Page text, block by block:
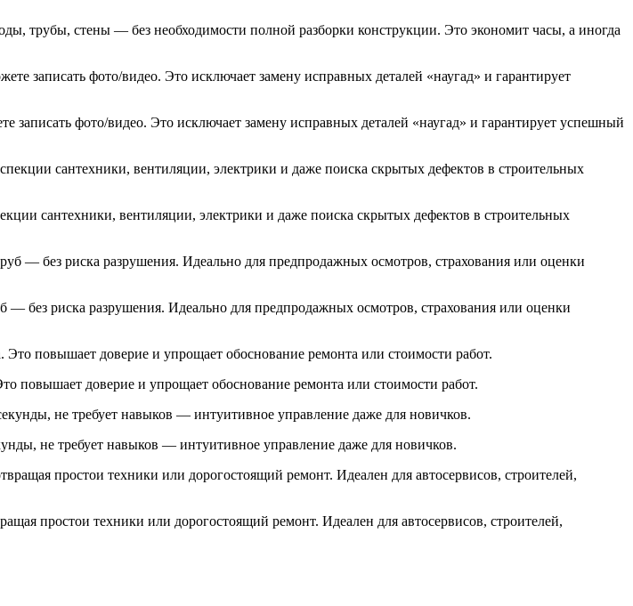
трубы, стены — без необходимости полной разборки конструкции. Это экономит часы, а иногда
фото/видео. Это исключает замену исправных деталей «наугад» и гарантирует успешный
сантехники, вентиляции, электрики и даже поиска скрытых дефектов в строительных
без риска разрушения. Идеально для предпродажных осмотров, страхования или оценки
повышает доверие и упрощает обоснование ремонта или стоимости работ.
не требует навыков — интуитивное управление даже для новичков.
простои техники или дорогостоящий ремонт. Идеален для автосервисов, строителей,